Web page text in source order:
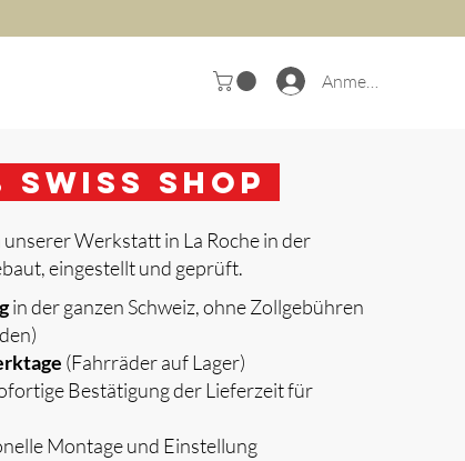
Anmelden
Swiss Shop
Werkstatt in La Roche in der
eingestellt und geprüft.
in der ganzen Schweiz, ohne Zollgebühren
(Fahrräder auf Lager)
Bestätigung der Lieferzeit für
Montage und Einstellung